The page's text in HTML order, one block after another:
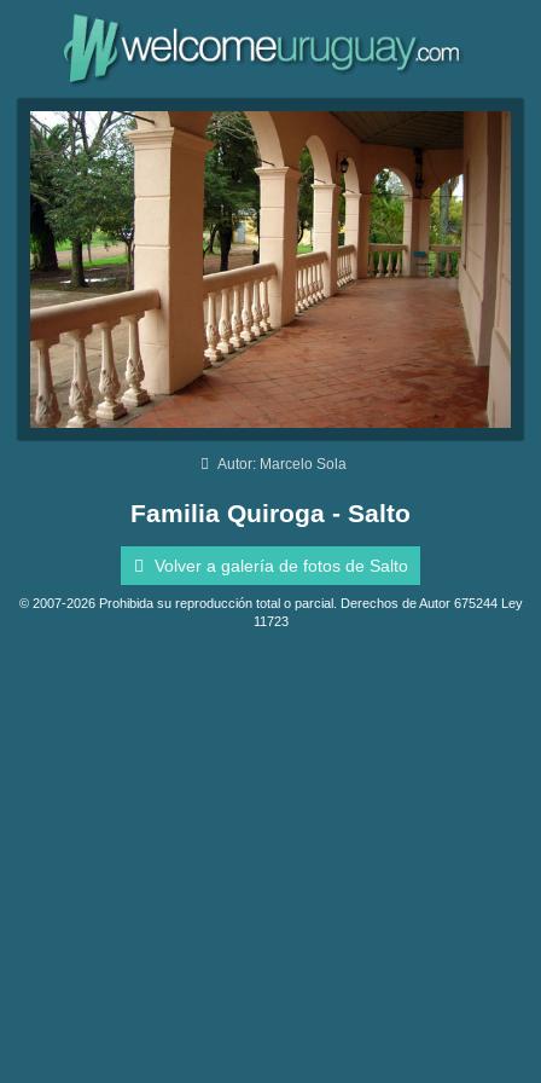
Autor: Marcelo Sola
Familia Quiroga - Salto
Volver a galería de fotos de Salto
© 2007-2026 Prohibida su reproducción total o parcial. Derechos de Autor 675244 Ley
11723